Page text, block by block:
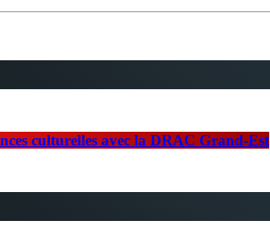
culturelles avec la DRAC Grand-Est